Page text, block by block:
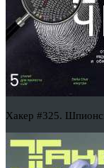
Хакер #325.